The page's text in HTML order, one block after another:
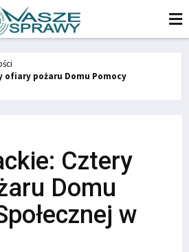
ofiary pożaru Domu Pomocy
Cztery
Domu
w